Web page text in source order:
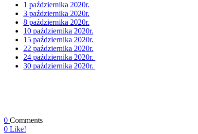
1 października 2020r.
3 października 2020r.
8 października 2020r.
10 października 2020r.
15 października 2020r.
22 października 2020r.
24 października 2020r.
30 października 2020r.
0 Comments
0 Like!